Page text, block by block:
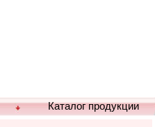
Каталог продукции